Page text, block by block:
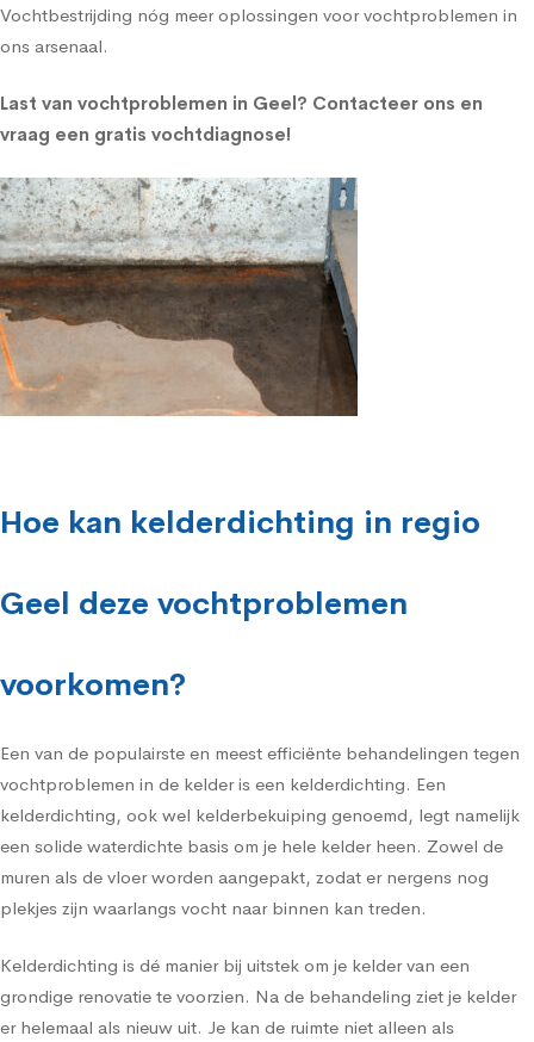
Vochtbestrijding nóg meer oplossingen voor vochtproblemen in
ons arsenaal.
Last van vochtproblemen in Geel? Contacteer ons en
vraag een gratis vochtdiagnose!
Hoe kan kelderdichting in regio
Geel deze vochtproblemen
voorkomen?
Een van de populairste en meest efficiënte behandelingen tegen
vochtproblemen in de kelder is een kelderdichting. Een
kelderdichting, ook wel kelderbekuiping genoemd, legt namelijk
een solide waterdichte basis om je hele kelder heen. Zowel de
muren als de vloer worden aangepakt, zodat er nergens nog
plekjes zijn waarlangs vocht naar binnen kan treden.
Kelderdichting is dé manier bij uitstek om je kelder van een
grondige renovatie te voorzien. Na de behandeling ziet je kelder
er helemaal als nieuw uit. Je kan de ruimte niet alleen als